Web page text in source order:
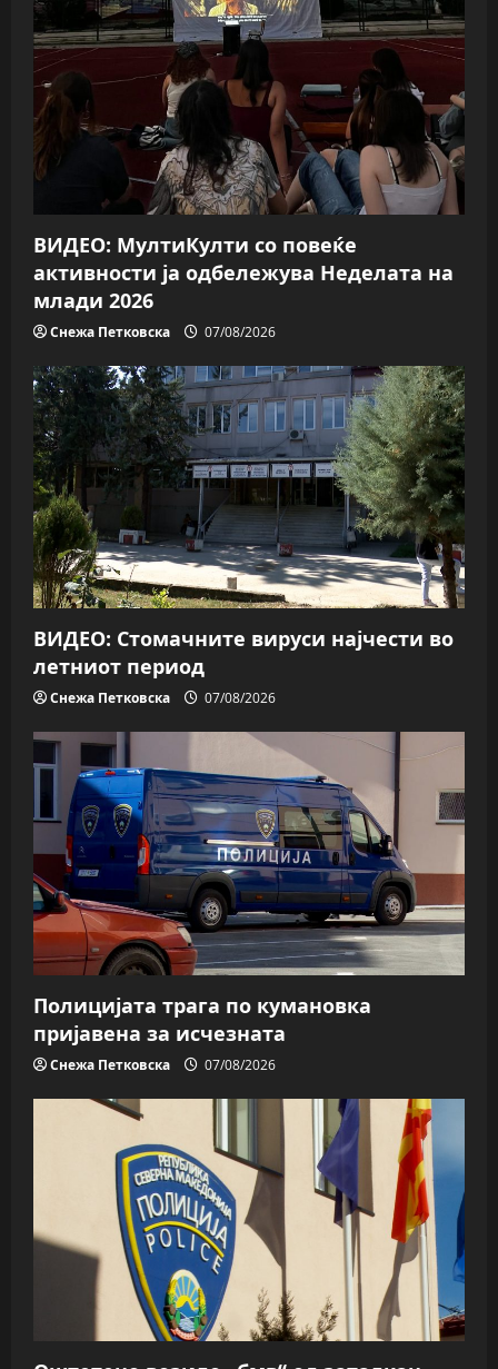
ВИДЕО: МултиКулти со повеќе
активности ја одбележува Неделата на
млади 2026
Снежа Петковска 07/08/2026
ВИДЕО: Стомачните вируси најчести во
летниот период
Снежа Петковска 07/08/2026
Полицијата трага пo кумановка
пријавена за исчезната
Снежа Петковска 07/08/2026